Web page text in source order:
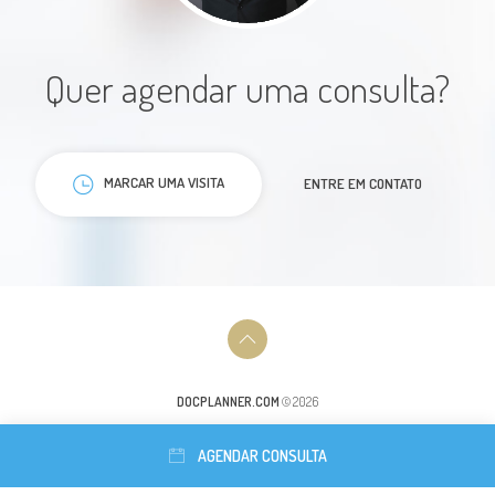
maravilhoso
É um excelente médico, humano e
Quer agendar uma consulta?
MARCAR UMA VISITA ENTRE EM CONTATO
DOCPLANNER.COM © 2026
AGENDAR CONSULTA